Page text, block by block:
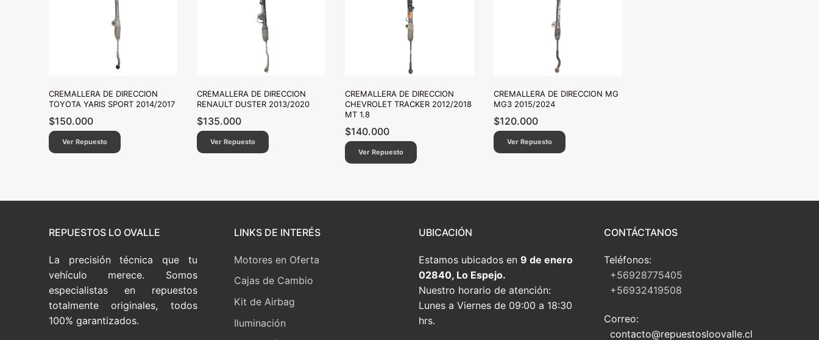
CREMALLERA DE DIRECCION
TOYOTA YARIS SPORT 2014/2017
$150.000
Ver Repuesto
CREMALLERA DE DIRECCION
RENAULT DUSTER 2013/2020
$135.000
Ver Repuesto
CREMALLERA DE DIRECCION
CHEVROLET TRACKER 2012/2018
MT 1.8
$140.000
Ver Repuesto
CREMALLERA DE DIRECCION MG
MG3 2015/2024
$120.000
Ver Repuesto
REPUESTOS LO OVALLE
La precisión técnica que tu
vehículo merece. Somos
especialistas en repuestos
totalmente originales, todos
100% garantizados.
LINKS DE INTERÉS
Motores en Oferta
Cajas de Cambio
Kit de Airbag
Iluminación
UBICACIÓN
Estamos ubicados en 9 de enero
02840, Lo Espejo.
Nuestro horario de atención:
Lunes a Viernes de 09:00 a 18:30
hrs.
CONTÁCTANOS
Teléfonos:
+56928775405
+56932419508
Correo:
contacto@repuestosloovalle.cl